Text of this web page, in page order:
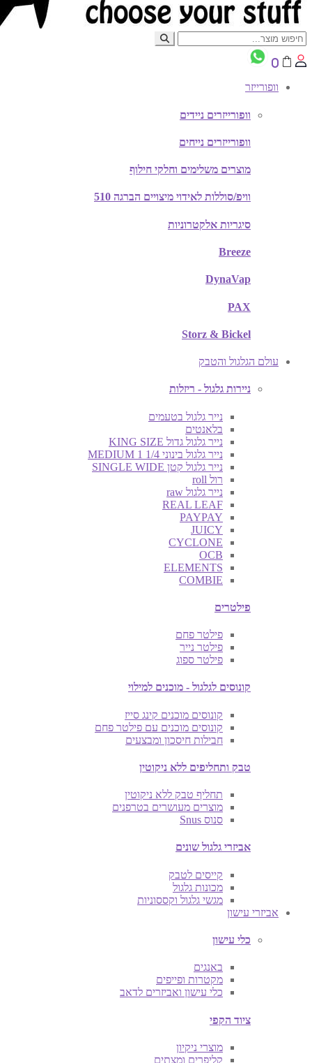
0
וופורייזר
וופורייזרים ניידים
וופורייזרים נייחים
מוצרים משלימים וחלקי חילוף
וויפ/סוללות לאידוי מיצויים הברגה 510
סיגריות אלקטרוניות
Breeze
DynaVap
PAX
Storz & Bickel
עולם הגלגול והטבק
ניירות גלגול - ריזלות
נייר גלגול בטעמים
בלאנטים
נייר גלגול גדול KING SIZE
נייר גלגול בינוני MEDIUM 1 1/4
נייר גלגול קטן SINGLE WIDE
רול roll
נייר גלגול raw
REAL LEAF
PAYPAY
JUICY
CYCLONE
OCB
ELEMENTS
COMBIE
פילטרים
פילטר פחם
פילטר נייר
פילטר ספוג
קונוסים לגלגול - מוכנים למילוי
קונוסים מוכנים קינג סייז
קונוסים מוכנים עם פילטר פחם
חבילות חיסכון ומבצעים
טבק ותחליפים ללא ניקוטין
תחליף טבק ללא ניקוטין
מוצרים מעושרים בטרפנים
סנוס Snus
אביזרי גלגול שונים
קייסים לטבק
מכונות גלגול
מגשי גלגול וקססוניות
אביזרי עישון
כלי עישון
באנגים
מקטרות ופייפים
כלי עישון ואביזרים לדאב
ציוד הקפי
מוצרי ניקיון
קליפרים ומצתים